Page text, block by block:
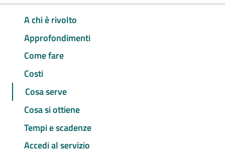
A chi è rivolto
Approfondimenti
Come fare
Costi
Cosa serve
Cosa si ottiene
Tempi e scadenze
Accedi al servizio